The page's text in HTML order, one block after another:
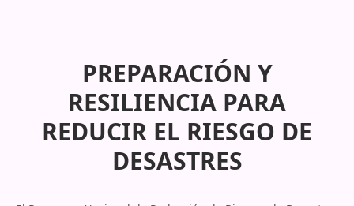
PREPARACIÓN Y
RESILIENCIA PARA
REDUCIR EL RIESGO DE
DESASTRES